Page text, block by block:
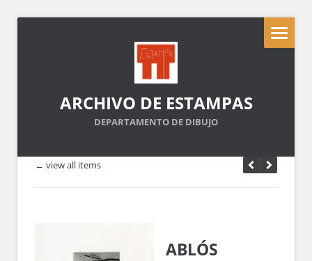
ARCHIVO DE ESTAMPAS
DEPARTAMENTO DE DIBUJO
← view all items
ABLÓS